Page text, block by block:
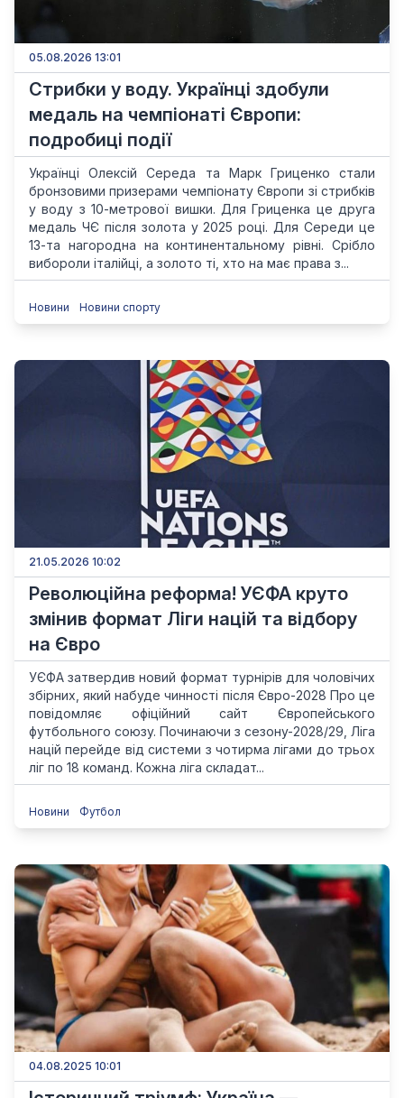
05.08.2026 13:01
Стрибки у воду. Українці здобули
медаль на чемпіонаті Європи:
подробиці події
Українці Олексій Середа та Марк Гриценко стали
бронзовими призерами чемпіонату Європи зі стрибків
у воду з 10-метрової вишки. Для Гриценка це друга
медаль ЧЄ після золота у 2025 році. Для Середи це
13-та нагородна на континентальному рівні. Срібло
вибороли італійці, а золото ті, хто на має права з...
Новини Новини спорту
21.05.2026 10:02
Революційна реформа! УЄФА круто
змінив формат Ліги націй та відбору
на Євро
УЄФА затвердив новий формат турнірів для чоловічих
збірних, який набуде чинності після Євро-2028 Про це
повідомляє офіційний сайт Європейського
футбольного союзу. Починаючи з сезону-2028/29, Ліга
націй перейде від системи з чотирма лігами до трьох
ліг по 18 команд. Кожна ліга складат...
Новини Футбол
04.08.2025 10:01